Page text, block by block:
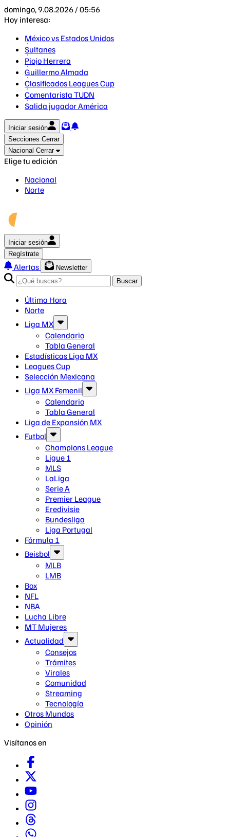
domingo, 9.08.2026 / 05:56
Hoy interesa:
México vs Estados Unidos
Sultanes
Piojo Herrera
Guillermo Almada
Clasificados Leagues Cup
Comentarista TUDN
Salida jugador América
Iniciar sesión
Secciones Cerrar
Nacional Cerrar
Elige tu edición
Nacional
Norte
Iniciar sesión
Regístrate
Alertas
Newsletter
Buscar
Última Hora
Norte
Liga MX
Calendario
Tabla General
Estadísticas Liga MX
Leagues Cup
Selección Mexicana
Liga MX Femenil
Calendario
Tabla General
Liga de Expansión MX
Futbol
Champions League
Ligue 1
MLS
LaLiga
Serie A
Premier League
Eredivisie
Bundesliga
Liga Portugal
Fórmula 1
Beisbol
MLB
LMB
Box
NFL
NBA
Lucha Libre
MT Mujeres
Actualidad
Consejos
Trámites
Virales
Comunidad
Streaming
Tecnología
Otros Mundos
Opinión
Visítanos en